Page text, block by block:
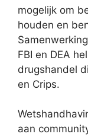
mogelijk om
houden en
FBI en DEA
drugshandel
en Crips.
aan